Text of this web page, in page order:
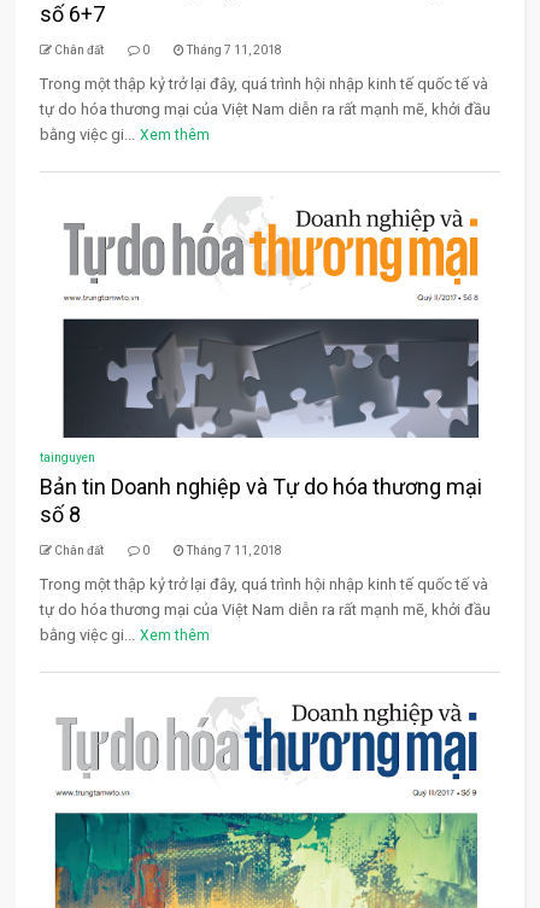
số 6+7
Chân đất 0 Tháng 7 11, 2018
Trong một thập kỷ trở lại đây, quá trình hội nhập kinh tế quốc tế và
tự do hóa thương mại của Việt Nam diễn ra rất mạnh mẽ, khởi đầu
bằng việc gi... Xem thêm
tainguyen
Bản tin Doanh nghiệp và Tự do hóa thương mại
số 8
Chân đất 0 Tháng 7 11, 2018
Trong một thập kỷ trở lại đây, quá trình hội nhập kinh tế quốc tế và
tự do hóa thương mại của Việt Nam diễn ra rất mạnh mẽ, khởi đầu
bằng việc gi... Xem thêm